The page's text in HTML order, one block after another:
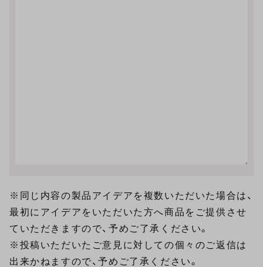
※同じ内容の製品アイデアを複数いただいた場合は、
最初にアイデアをいただいた方へ商品をご提供させ
ていただきますので、予めご了承ください。
※投稿いただいたご意見に対しての個々のご返信は
出来かねますので、予めご了承ください。